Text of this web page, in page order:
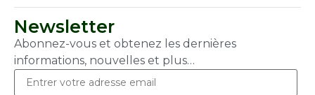
Newsletter
Abonnez-vous et obtenez les dernières
informations, nouvelles et plus…